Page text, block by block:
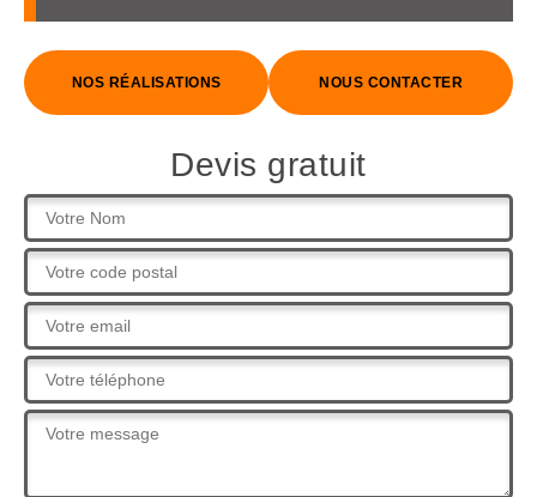
NOS RÉALISATIONS NOUS CONTACTER
Devis gratuit